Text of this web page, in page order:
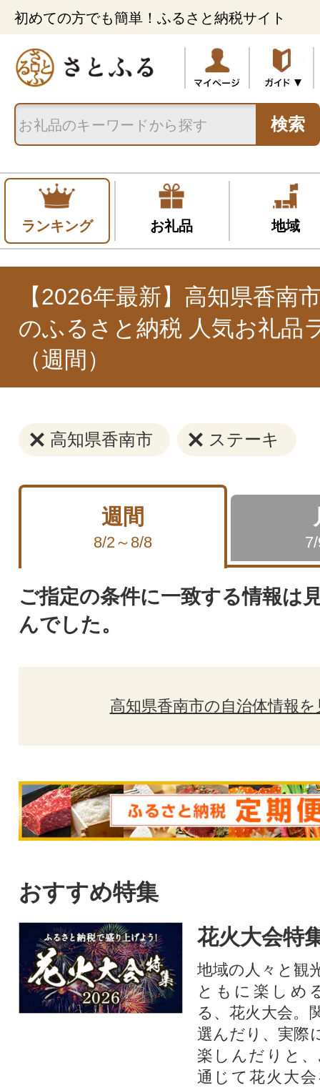
初めての方でも簡単！ふるさと納税サイト
検索
ランキング お礼品 地域
【2026年最新】高知県香南
のふるさと納税 人気お礼品
（週間）
高知県香南市 ステーキ
週間
8/2～8/8
ご指定の条件に一致する情報は
んでした。
高知県香南市の自治体情報を
おすすめ特集
花火大会特
地域の人々と観
ともに楽しめ
る、花火大会。
選んだり、実際
楽しんだりと
通じて花火大